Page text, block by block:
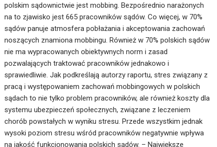
polskim sądownictwie jest mobbing. Bezpośrednio narażonych
na to zjawisko jest 665 pracowników sądów. Co więcej, w 70%
sądów panuje atmosfera pobłażania i akceptowania zachowań
noszących znamiona mobbingu. Również w 70% polskich sądów
nie ma wypracowanych obiektywnych norm i zasad
pozwalających traktować pracowników jednakowo i
sprawiedliwie. Jak podkreślają autorzy raportu, stres związany z
pracą i występowaniem zachowań mobbingowych w polskich
sądach to nie tylko problem pracowników, ale również koszty dla
systemu ubezpieczeń społecznych, związane z leczeniem
chorób powstałych w wyniku stresu. Przede wszystkim jednak
wysoki poziom stresu wśród pracowników negatywnie wpływa
na jakość funkcjonowania polskich sądów. – Największe